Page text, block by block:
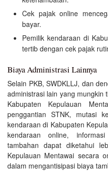
Cek pajak online
bayar.
Pemilik kendaraan di
tertib dengan cek pajak
Biaya Administrasi Lainnya
Selain PKB, SWDKLLJ, dan
administrasi lain yang mungkin
Kabupaten Kepulauan
penggantian STNK, mutasi
kendaraan di Kabupaten
kendaraan online,
tambahan dapat diketahui
Kepulauan Mentawai secara
dalam mengantisipasi biaya